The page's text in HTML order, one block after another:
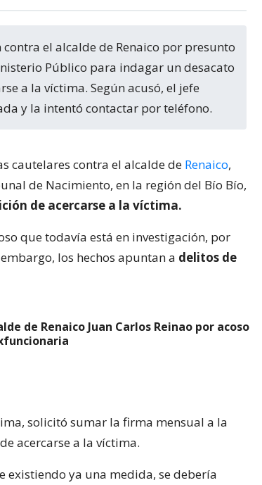
Público para indagar un desacato
a la víctima. Según acusó, el jefe
y la intentó contactar por teléfono.
cautelares contra el alcalde de Renaico,
de Nacimiento, en la región del Bío Bío,
de acercarse a la víctima.
que todavía está en investigación, por
los hechos apuntan a delitos de
de Renaico Juan Carlos Reinao por acoso
solicitó sumar la firma mensual a la
acercarse a la víctima.
existiendo ya una medida, se debería